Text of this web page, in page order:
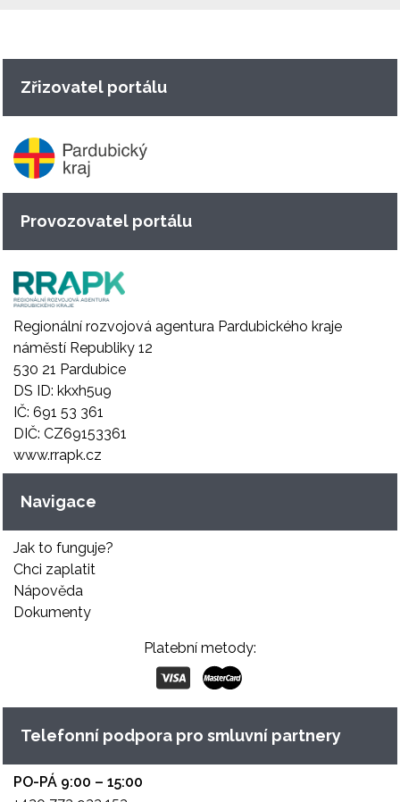
Zřizovatel portálu
Provozovatel portálu
Regionální rozvojová agentura Pardubického kraje
náměstí Republiky 12
530 21 Pardubice
DS ID: kkxh5u9
IČ: 691 53 361
DIČ: CZ69153361
www.rrapk.cz
Navigace
Jak to funguje?
Chci zaplatit
Nápověda
Dokumenty
Platební metody:
Telefonní podpora pro smluvní partnery
PO-PÁ 9:00 – 15:00